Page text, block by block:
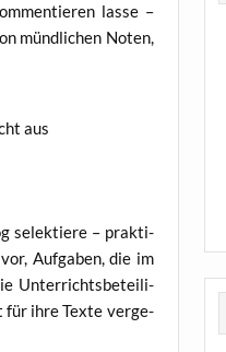
las­se –
münd­li­chen Noten,
aus
selek­tie­re – prak­ti­
Auf­ga­ben, die im
Unter­richts­be­tei­li­
für ihre Tex­te ver­ge­